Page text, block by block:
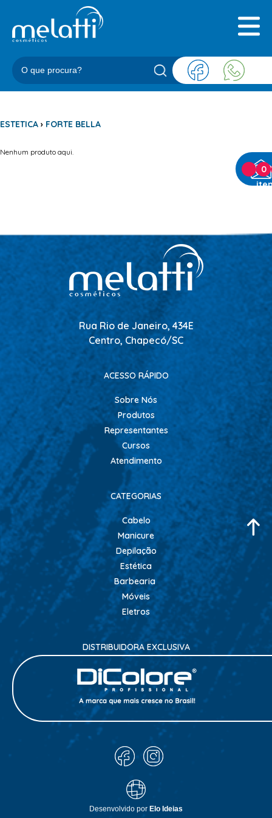
REPRESENTANTES
BALM
BLEND
ESCOVAS
FINALIZADORES
LAMINAS E PENTES MAQUINA
PENTES
POMADAS + GEL
SHAMPOO MANUTENÇÃO
TESOURAS
TINTURAS
CABELO
ACESSORIOS CABELO
AGUA OXIGENADA
ALISAMENTO
COLORAÇÃO
CONDICIONADOR GALÃO
CONDICIONADORES
ESCOVAS
FINALIZADORES
FIXADORES
HIDRATACAO
LEAVE IN - DEFRIZANTES
LUVAS + MASCARAS
MASCARAS MANUTENCAO
MOUSSE
PENTES
PERMANENTE E NEUTRALIZANTE
PO DESCOLORANTE
0
ESTETICA › FORTE BELLA
Nenhum produto aqui.
Rua Rio de Janeiro, 434E
Centro, Chapecó/SC
ACESSO RÁPIDO
Sobre Nós
Produtos
Representantes
Cursos
Atendimento
CATEGORIAS
Cabelo
Manicure
Depilação
Estética
Barbearia
Móveis
Eletros
DISTRIBUIDORA EXCLUSIVA
Desenvolvido por Elo Ideias